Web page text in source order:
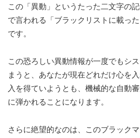
この「異動」というたった二文字の
で言われる「ブラックリストに載っ
です。
この恐ろしい異動情報が一度でもシ
まうと、あなたが現在どれだけ心を
入を得ていようとも、機械的な自動
に弾かれることになります。
さらに絶望的なのは、このブラック